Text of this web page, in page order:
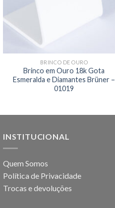
BRINCO DE OURO
Brinco em Ouro 18k Gota
Esmeralda e Diamantes Brüner –
01019
INSTITUCIONAL
Quem Somos
Política de Privacidade
Trocas e devoluções